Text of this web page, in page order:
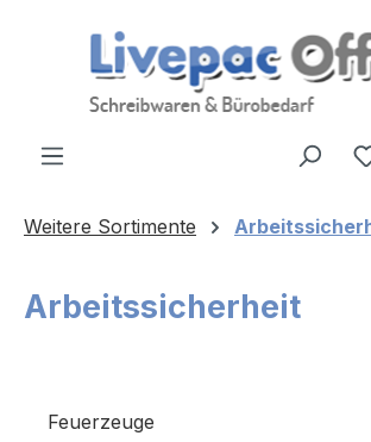
Zum Hauptinhalt springen
Weitere Sortimente
Arbeitssicherheit
Feuerzeuge